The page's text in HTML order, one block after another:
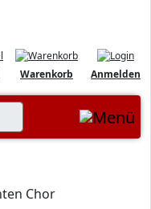
Anmelden
Warenkorb
Chor